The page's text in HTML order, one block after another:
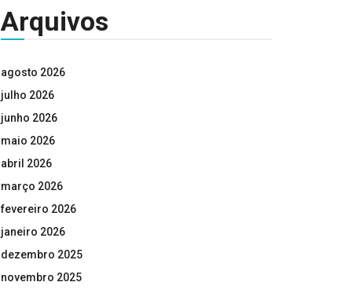
Arquivos
agosto 2026
julho 2026
junho 2026
maio 2026
abril 2026
março 2026
fevereiro 2026
janeiro 2026
dezembro 2025
novembro 2025